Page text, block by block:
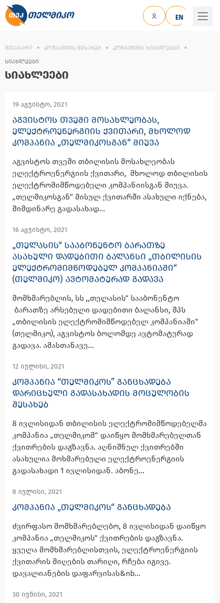
EN
ᲗᲔᲚᲛᲘᲙᲝ
ᲛᲗᲐᲕᲐᲠᲘ ᲙᲝᲛᲞᲐᲜᲘᲘᲡ ᲨᲔᲡᲐᲮᲔᲑ
ᲙᲝᲛᲞᲐᲜᲘᲘᲡ ᲡᲘᲐᲮᲚᲔᲔᲑᲘ
ᲡᲘᲐᲮᲚᲔᲔᲑᲘ
ᲡᲘᲐᲮᲚᲔᲔᲑᲘ
19 აგვისტო, 2021
ᲐᲒᲕᲘᲡᲢᲝᲡ ᲗᲕᲔᲨᲘ ᲛᲝᲡᲐᲮᲚᲔᲝᲑᲐᲡ,
ᲔᲚᲔᲥᲢᲠᲝᲔᲜᲔᲠᲒᲘᲘᲡ ᲥᲕᲘᲗᲐᲠᲘ, ᲛᲮᲝᲚᲝᲓ
ᲙᲝᲛᲞᲐᲜᲘᲐ „ᲗᲔᲚᲛᲘᲙᲝᲡᲒᲐᲜ“ ᲛᲘᲣᲕᲐ
აგვისტოს თვეში თბილისის მოსახლეობას
ელექტროენერგიის ქვითარი, მხოლოდ თბილისის
ელექტრომიმწოდებელი კომპანიისგან მიუვა.
„თელმიკოსგან“ მისულ ქვითარში ასახული იქნება,
მიმდინარე გადასახად...
16 აგვისტო, 2021
„ᲗᲔᲚᲐᲡᲘᲡ“ ᲡᲐᲐᲑᲝᲜᲔᲜᲢᲝ ᲑᲐᲠᲐᲗᲖᲔ
ᲐᲡᲐᲮᲣᲚᲘ ᲓᲐᲓᲔᲑᲘᲗᲘ ᲑᲐᲚᲐᲜᲡᲘ „ᲗᲑᲘᲚᲘᲡᲘᲡ
ᲔᲚᲔᲥᲢᲠᲝᲛᲘᲛᲬᲝᲓᲔᲑᲔᲚ ᲙᲝᲛᲞᲐᲜᲘᲐᲨᲘ“
(ᲗᲔᲚᲛᲘᲙᲝ) ᲐᲕᲢᲝᲛᲐᲢᲣᲠᲐᲓ ᲒᲐᲓᲐᲕᲐ
მომხმარებლის, სს ,,თელასის“ სააბონენტო
ბარათზე არსებული დადებითი ბალანსი, შპს
„თბილისის ელექტრომიმწოდებელ კომპანიაში“
(თელმიკო), აგვისტოს ბოლომდე ავტომატურად
გადავა. ამასთანავე...
12 ივლისი, 2021
ᲙᲝᲛᲞᲐᲜᲘᲐ “ᲗᲔᲚᲛᲘᲙᲝᲡ” ᲒᲐᲜᲪᲮᲐᲓᲔᲑᲐ
ᲓᲐᲠᲘᲪᲮᲣᲚᲘ ᲒᲐᲓᲐᲡᲐᲮᲐᲓᲘᲡ ᲛᲝᲪᲣᲚᲝᲑᲘᲡ
ᲨᲔᲡᲐᲮᲔᲑ
8 ივლისიდან თბილისის ელექტრომიმწოდებელმა
კომპანია „თელმიკომ“ დაიწყო მომხმარებელთან
ქვითრების დაგზავნა. აღნიშნულ ქვითრებში
ასახულია მოხმარებული ელექტროენერგიის
გადასახადი 1 ივლისიდან. აბონე...
8 ივლისი, 2021
ᲙᲝᲛᲞᲐᲜᲘᲐ „ᲗᲔᲚᲛᲘᲙᲝᲡ“ ᲒᲐᲜᲪᲮᲐᲓᲔᲑᲐ
ძვირფასო მომხმარებლებო, 8 ივლისიდან დაიწყო
კომპანია „თელმიკოს“ ქვითრების დაგზავნა.
ყველა მომხმარებლისთვის, ელექტროენერგიის
ქვითარის მიღების თარიღი, რჩება იგივე.
დავალიანების დაფარვისას&nb...
30 ივნისი, 2021